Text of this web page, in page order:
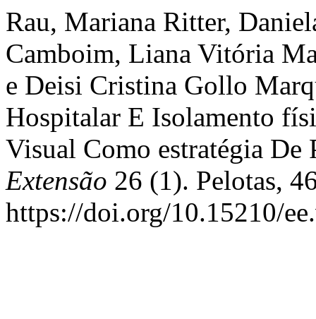
Rau, Mariana Ritter,
Camboim, Liana Vitória
e Deisi Cristina Gollo
Hospitalar E Isolamento
Visual Como estratégia De
Extensão 26 (1). Pelotas,
https://doi.org/10.15210/